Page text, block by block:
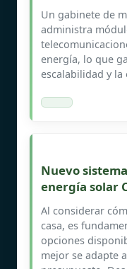
Un gabinete de
administra
energía, lo que
escalabilidad y la
Nuevo
energía solar
Al considerar
casa, es
opciones
mejor se adapte